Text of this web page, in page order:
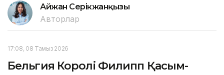
Айжан Серікжанқызы
Авторлар
17:08, 08 Тамыз 2026
Бельгия Королі Филипп Қасым-